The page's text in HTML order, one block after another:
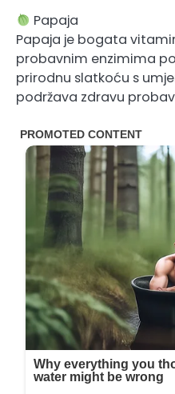
Papaja
Papaja je bogata
probavnim enzimima
prirodnu slatkoću s
podržava zdravu